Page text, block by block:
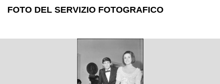
FOTO DEL SERVIZIO FOTOGRAFICO